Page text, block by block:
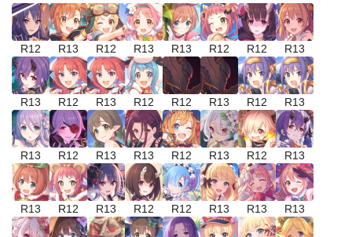
R12 R13 R12 R13 R13 R12 R12 R13
R13 R12 R13 R12 R12 R13 R12 R13
R13 R12 R13 R13 R12 R13 R12 R13
R13 R12 R13 R12 R12 R13 R13 R13